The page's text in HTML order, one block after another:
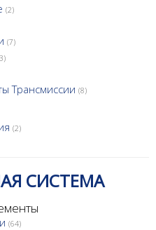
(2)
(7)
Трансмиссии (8)
(2)
СИСТЕМА
(64)